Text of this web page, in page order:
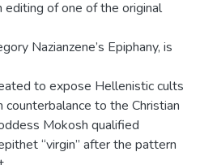
editing of one of the original
Nazianzene’s Epiphany, is
to expose Hellenistic cults
to the Christian
Mokosh qualified
“virgin” after the pattern